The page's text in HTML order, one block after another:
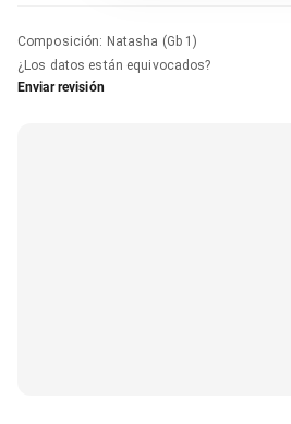
Composición: Natasha (Gb 1)
¿Los datos están equivocados?
Enviar revisión